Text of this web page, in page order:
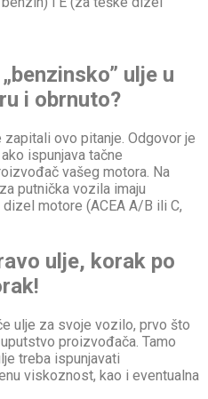
ulje u
i obrnuto?
ovo pitanje. Odgovor je
ispunjava tačne
vašeg motora. Na
putnička vozila imaju
motore (ACEA A/B ili C,
ulje, korak po
ulje za svoje vozilo, prvo što
proizvođača. Tamo
treba ispunjavati
viskoznost, kao i eventualna